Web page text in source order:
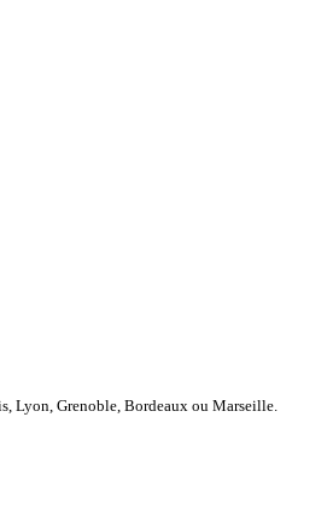
Lyon, Grenoble, Bordeaux ou Marseille.